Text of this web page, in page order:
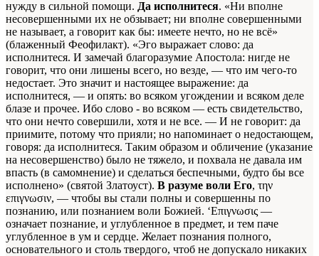
нужду в сильной помощи. Да исполнитеся. «Ни вполне
несовершенными их не обзывает; ни вполне совершенными
не называет, а говорит как бы: имеете нечто, но не всё»
(блаженный Феофилакт). «Эго выражает слово: да
исполнитеся. И замечай благоразумие Апостола: нигде не
говорит, что они лишены всего, но везде, — что им чего-то
недостает. Это значит и настоящее выражение: да
исполнитеся, — и опять: во всяком угождении и всяком деле
блазе и прочее. Ибо слово - во всяком — есть свидетельство,
что они нечто совершили, хотя и не все. — И не говорит: да
приимите, потому что прияли; но напоминает о недостающем,
говоря: да исполнитеся. Таким образом и обличение (указание
на несовершенство) было не тяжело, и похвала не давала им
впасть (в самомнение) и сделаться беспечными, будто бы все
исполнено» (святой Златоуст). В разуме воли Его, την
επιγνωσιν, — чтобы вы стали полны и совершенны по
познанию, или познанием воли Божией. ‘Επιγνωσις —
означает познание, и углубленное в предмет, и тем паче
углубленное в ум и сердце. Желает познания полного,
основательного и столь твердого, чтоб не допускало никаких